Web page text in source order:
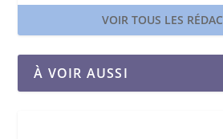
VOIR TOUS LES
À VOIR AUSSI